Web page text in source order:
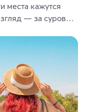
места кажутся
— за суровой
одни из самых